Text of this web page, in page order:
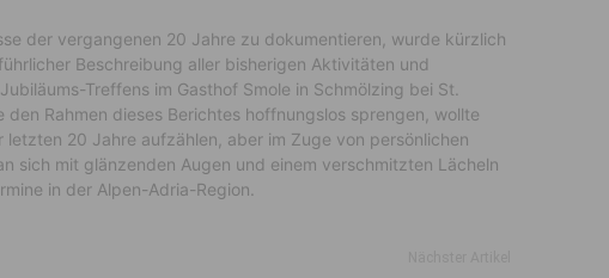
der vergangenen 20 Jahre zu dokumentieren, wurde kürzlich
Beschreibung aller bisherigen Aktivitäten und
Treffens im Gasthof Smole in Schmölzing bei St.
Rahmen dieses Berichtes hoffnungslos sprengen, wollte
20 Jahre aufzählen, aber im Zuge von persönlichen
sich mit glänzenden Augen und einem verschmitzten Lächeln
in der Alpen-Adria-Region.